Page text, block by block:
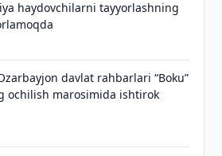
haydovchilarni tayyorlashning
davlat rahbarlari “Boku”
ochilish marosimida ishtirok